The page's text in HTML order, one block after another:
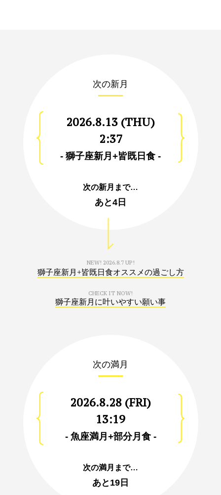
次の新月
2026.8.13 (THU)
2:37
- 獅子座新月+皆既日食 -
次の新月まで…
あと4日
NEW! 2026.8.7 UP!
獅子座新月+皆既日食オススメの過ごし方
CHECK IT NOW!
獅子座新月に叶いやすい願い事
次の満月
2026.8.28 (FRI)
13:19
- 魚座満月+部分月食 -
次の満月まで…
あと 19日